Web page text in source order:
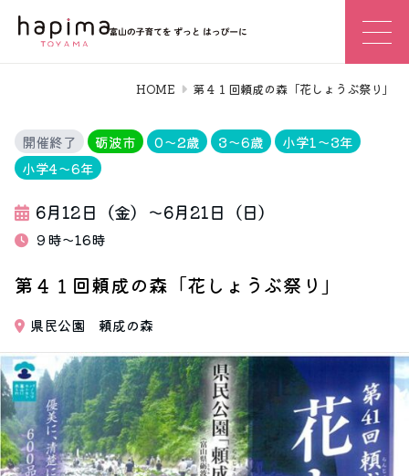
HOME 第４１回頼成の森「花しょうぶ祭り」
開催終了 砺波市 0〜2歳 3〜6歳
小学1〜3年
小学4〜6年
6月12日（金）～6月21日（日）
９時～16時
第４１回頼成の森「花しょうぶ祭り」
県民公園 頼成の森